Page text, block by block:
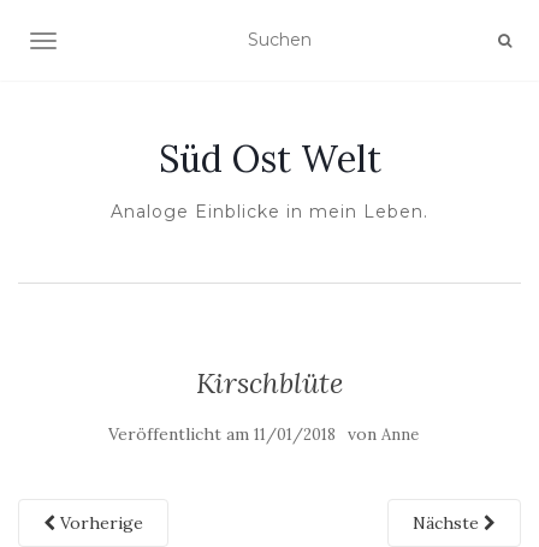
NAVIGATION UMSCHALTEN
Süd Ost Welt
Analoge Einblicke in mein Leben.
Kirschblüte
Veröffentlicht am 11/01/2018 von Anne
Vorherige Nächste